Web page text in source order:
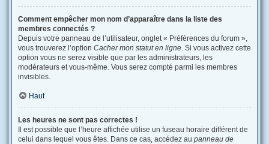
Comment empêcher mon nom d’apparaître dans la liste des
membres connectés ?
Depuis votre panneau de l’utilisateur, onglet « Préférences du forum »,
vous trouverez l’option Cacher mon statut en ligne. Si vous activez cette
option vous ne serez visible que par les administrateurs, les
modérateurs et vous-même. Vous serez compté parmi les membres
invisibles.
Haut
Les heures ne sont pas correctes !
Il est possible que l’heure affichée utilise un fuseau horaire différent de
celui dans lequel vous êtes. Dans ce cas, accédez au panneau de